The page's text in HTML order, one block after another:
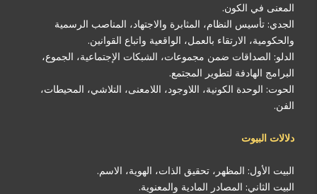
المعنى في الكون.
الجدي: تأسيس النظام، المثابرة والاجتهاد، المناصب الرسمية
والحكومية، الارتقاء بالعمل، الواقعية واتباع القوانين.
الدلو: الصداقات ضمن مجموعات، الشبكات الإجتماعية، الجموع،
البرامج الهادفة لتطوير المجتمع.
الحوت: الوحدة الكونية، اللاوجود، اللامعنى، التلاشي، المحيطات،
الفن.
دلالات البيوت
البيت الأول: المظهر، تحقيق الذات، الهوية، الاسم.
البيت الثاني: المصادر المادية والمعنوية.